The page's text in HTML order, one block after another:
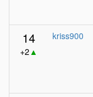
14
+2 ▲
kriss900